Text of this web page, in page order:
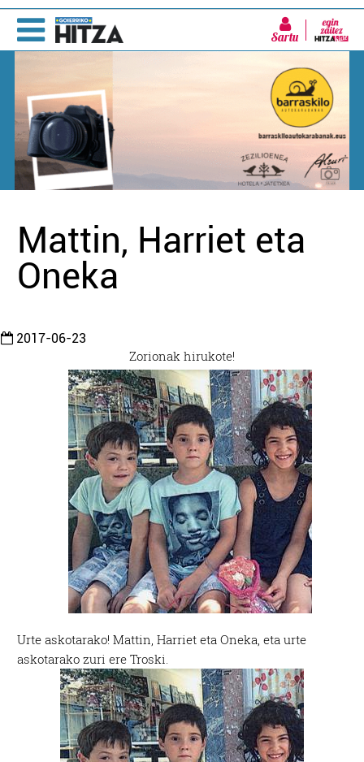
Sartu
Mattin, Harriet eta
Oneka
2017-06-23
Zorionak hirukote!
Urte askotarako! Mattin, Harriet eta Oneka, eta urte
askotarako zuri ere Troski.